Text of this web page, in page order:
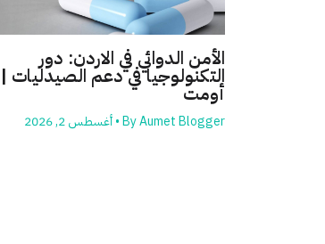
الأمن الدوائي في الاردن: دور
التكنولوجيا في دعم الصيدليات |
أومت
ByAumet Blogger
•أغسطس 2, 2026